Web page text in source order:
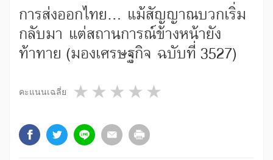
การส่งออกไทย... แม้สัญญาณบวกเริ่ม
กลับมา แต่สถานการณ์ข้างหน้ายัง
ท้าทาย (มองเศรษฐกิจ ฉบับที่ 3527)
คะแนนเฉลี่ย 4 stars
3 stars
2 stars
1 star